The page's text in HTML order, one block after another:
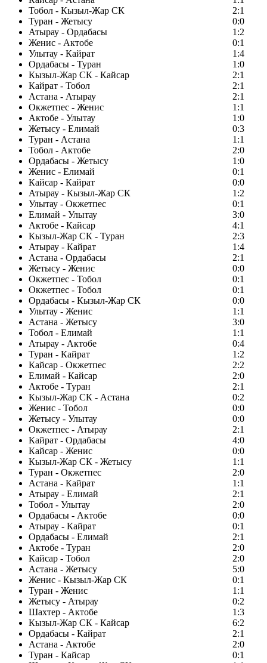
Тобол - Кызыл-Жар СК
2:1
Туран - Жетысу
0:0
Атырау - Ордабасы
1:2
Женис - Актобе
0:1
Улытау - Кайрат
1:4
Ордабасы - Туран
1:0
Кызыл-Жар СК - Кайсар
2:1
Кайрат - Тобол
2:1
Астана - Атырау
2:1
Окжетпес - Женис
1:1
Актобе - Улытау
1:0
Жетысу - Елимай
0:3
Туран - Астана
1:1
Тобол - Актобе
2:0
Ордабасы - Жетысу
1:0
Женис - Елимай
0:1
Кайсар - Кайрат
0:0
Атырау - Кызыл-Жар СК
1:2
Улытау - Окжетпес
0:1
Елимай - Улытау
3:0
Актобе - Кайсар
4:1
Кызыл-Жар СК - Туран
2:3
Атырау - Кайрат
1:4
Астана - Ордабасы
2:1
Жетысу - Женис
0:0
Окжетпес - Тобол
0:1
Окжетпес - Тобол
0:1
Ордабасы - Кызыл-Жар СК
0:0
Улытау - Женис
1:1
Астана - Жетысу
3:0
Тобол - Елимай
1:1
Атырау - Актобе
0:4
Туран - Кайрат
1:2
Кайсар - Окжетпес
2:2
Елимай - Кайсар
2:0
Актобе - Туран
2:1
Кызыл-Жар СК - Астана
0:2
Женис - Тобол
0:0
Жетысу - Улытау
0:0
Окжетпес - Атырау
2:1
Кайрат - Ордабасы
4:0
Кайсар - Женис
0:0
Кызыл-Жар СК - Жетысу
1:1
Туран - Окжетпес
2:0
Астана - Кайрат
1:1
Атырау - Елимай
2:1
Тобол - Улытау
2:0
Ордабасы - Актобе
0:0
Атырау - Кайрат
0:1
Ордабасы - Елимай
2:1
Актобе - Туран
2:0
Кайсар - Тобол
2:0
Астана - Жетысу
5:0
Женис - Кызыл-Жар СК
0:1
Туран - Женис
1:1
Жетысу - Атырау
0:2
Шахтер - Актобе
1:3
Кызыл-Жар СК - Кайсар
6:2
Ордабасы - Кайрат
2:1
Астана - Актобе
2:0
Туран - Кайсар
0:1